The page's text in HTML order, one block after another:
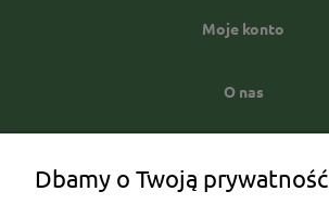
Moje konto
O nas
Dbamy o Twoją prywatność